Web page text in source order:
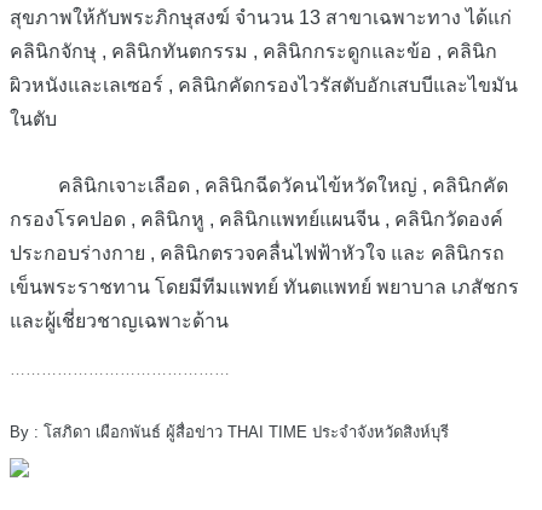
สุขภาพให้กับพระภิกษุสงฆ์ จำนวน 13 สาขาเฉพาะทาง ได้แก่
คลินิกจักษุ , คลินิกทันตกรรม , คลินิกกระดูกและข้อ , คลินิก
ผิวหนังและเลเซอร์ , คลินิกคัดกรองไวรัสตับอักเสบบีและไขมัน
ในตับ
คลินิกเจาะเลือด , คลินิกฉีดวัคนไข้หวัดใหญ่ , คลินิกคัด
กรองโรคปอด , คลินิกหู , คลินิกแพทย์แผนจีน , คลินิกวัดองค์
ประกอบร่างกาย , คลินิกตรวจคลื่นไฟฟ้าหัวใจ และ คลินิกรถ
เข็นพระราชทาน โดยมีทีมแพทย์ ทันตแพทย์ พยาบาล เภสัชกร
และผู้เชี่ยวชาญเฉพาะด้าน
……………………………………
By : โสภิดา เผือกพันธ์ ผู้สื่อข่าว THAI TIME ประจำจังหวัดสิงห์บุรี